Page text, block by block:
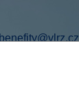
benefity@vlrz.cz